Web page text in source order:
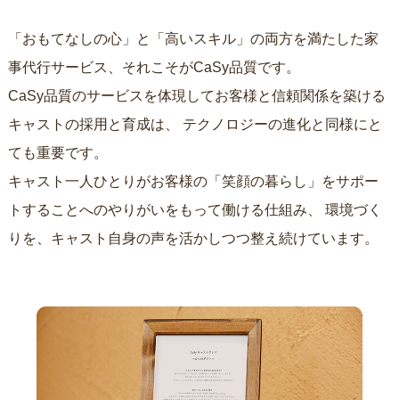
「おもてなしの心」と「高いスキル」の両方を満たした家
事代行サービス、それこそがCaSy品質です。
CaSy品質のサービスを体現してお客様と信頼関係を築ける
キャストの採用と育成は、
ても重要です。
キャスト一人ひとりがお客様の「笑顔の暮らし」をサポー
トすることへのやりがいをもって働ける仕組み、
りを、キャスト自身の声を活かしつつ整え続けています。